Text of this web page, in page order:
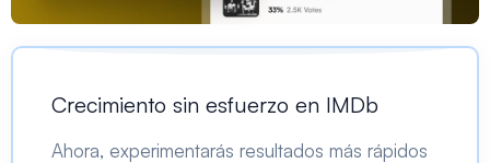
Crecimiento sin esfuerzo en IMDb
Ahora, experimentarás resultados más rápidos